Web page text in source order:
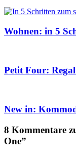
Wohnen: in 5
Petit Four:
New in:
8 Kommentare
One”